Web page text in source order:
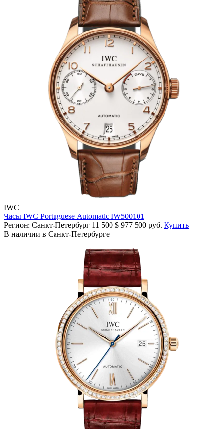
IWC
Часы IWC Portuguese Automatic IW500101
Регион: Санкт-Петербург 11 500 $ 977 500 руб. Купить
В наличии в Санкт-Петербурге